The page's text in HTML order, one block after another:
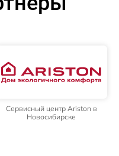
Сервисный центр Ariston в
Новосибирске